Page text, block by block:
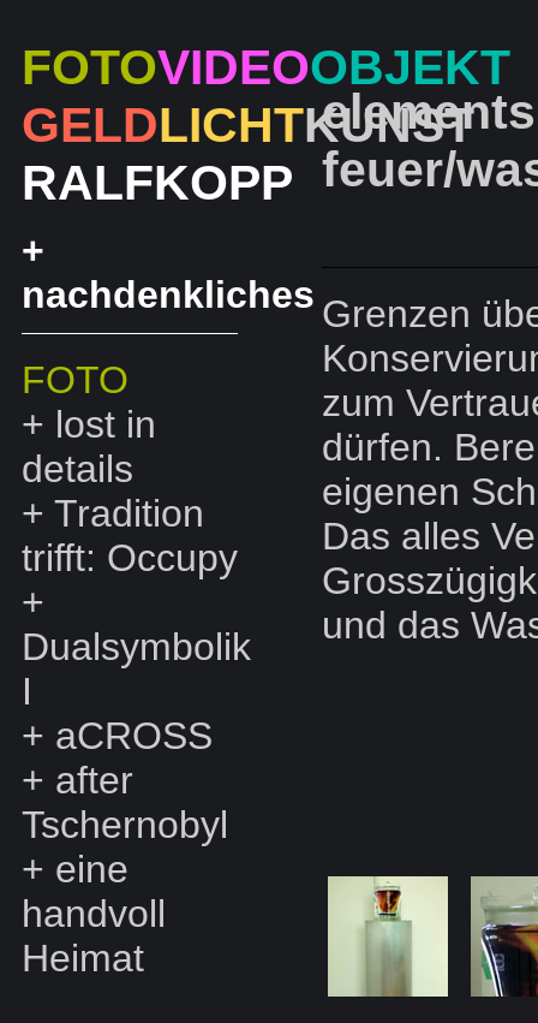
FOTOVIDEOOBJEKT
GELDLICHTKUNST
RALFKOPP
+
nachdenkliches
FOTO
+ lost in
details
+ Tradition
trifft: Occupy
+
Dualsymbolik
I
+ aCROSS
+ after
Tschernobyl
+ eine
handvoll
Heimat
feuer/
Grenzen
zum
dürfen.
eigenen
Das alles
und das